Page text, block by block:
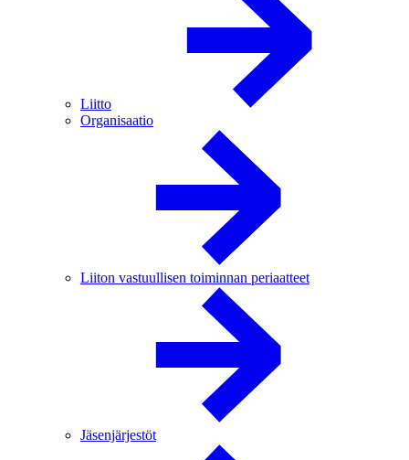
Liitto
Organisaatio
Liiton vastuullisen toiminnan periaatteet
Jäsenjärjestöt